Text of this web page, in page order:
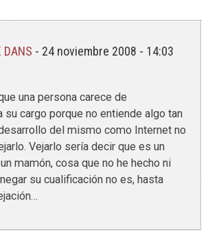
DANS - 24 noviembre 2008 - 14:03
una persona carece de
su cargo porque no entiende algo tan
del mismo como Internet no
Vejarlo sería decir que es un
mamón, cosa que no he hecho ni
su cualificación no es, hasta